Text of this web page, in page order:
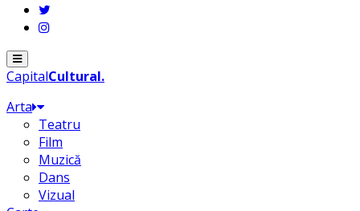
Menu
CapitalCultural.
Arta
Teatru
Film
Muzică
Dans
Vizual